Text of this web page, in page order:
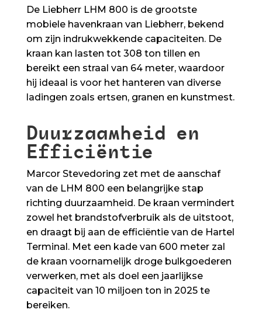
De Liebherr LHM 800 is de grootste
mobiele havenkraan van Liebherr, bekend
om zijn indrukwekkende capaciteiten. De
kraan kan lasten tot 308 ton tillen en
bereikt een straal van 64 meter, waardoor
hij ideaal is voor het hanteren van diverse
ladingen zoals ertsen, granen en kunstmest.
Duurzaamheid en
Efficiëntie
Marcor Stevedoring zet met de aanschaf
van de LHM 800 een belangrijke stap
richting duurzaamheid. De kraan vermindert
zowel het brandstofverbruik als de uitstoot,
en draagt bij aan de efficiëntie van de Hartel
Terminal. Met een kade van 600 meter zal
de kraan voornamelijk droge bulkgoederen
verwerken, met als doel een jaarlijkse
capaciteit van 10 miljoen ton in 2025 te
bereiken.